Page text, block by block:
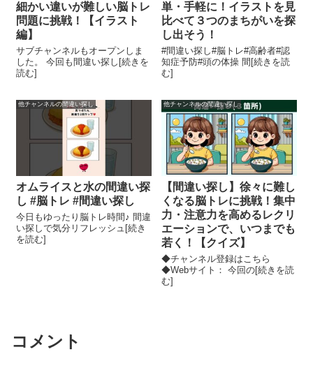
細かい違いが難しい脳トレ
問題に挑戦！【イラスト
編】
サブチャンネルもオープンしま
した。 今回も間違い探し[続きを
読む]
単・手軽に！イラストを見
比べて３つのまちがいを探
し出そう！
#間違い探し#脳トレ#高齢者#認
知症予防#頭の体操 間[続きを読
む]
他チャンネルの間違い探し
オムライスと水の間違い探
し #脳トレ #間違い探し
今日もゆったり脳トレ時間♪ 間違
い探しで気分リフレッシュ[続き
を読む]
他チャンネルの間違い探し
【間違い探し】徐々に難し
くなる脳トレに挑戦！集中
力・注意力を高めるレクリ
エーションで、いつまでも
若く！【クイズ】
◆チャンネル登録はこちら
◆Webサイト： 今回の[続きを読
む]
コメント